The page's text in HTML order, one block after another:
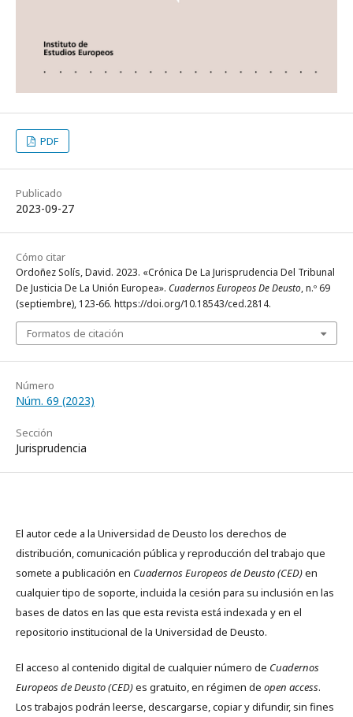
PDF
Publicado
2023-09-27
Cómo citar
Ordoñez Solís, David. 2023. «Crónica De La Jurisprudencia Del Tribunal
De Justicia De La Unión Europea». Cuadernos Europeos De Deusto, n.º 69
(septiembre), 123-66. https://doi.org/10.18543/ced.2814.
Formatos de citación
Número
Núm. 69 (2023)
Sección
Jurisprudencia
El autor cede a la Universidad de Deusto los derechos de
distribución, comunicación pública y reproducción del trabajo que
somete a publicación en Cuadernos Europeos de Deusto (CED)en
cualquier tipo de soporte, incluida la cesión para su inclusión en las
bases de datos en las que esta revista está indexada y en el
repositorio institucional de la Universidad de Deusto.
El acceso al contenido digital de cualquier número de Cuadernos
Europeos de Deusto (CED)es gratuito, en régimen de open access.
Los trabajos podrán leerse, descargarse, copiar y difundir, sin fines